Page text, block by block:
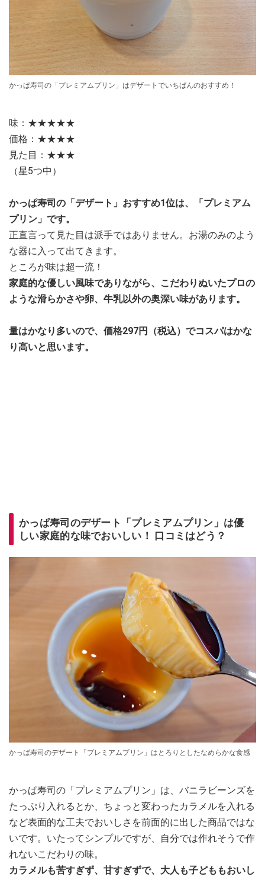
かっぱ寿司の「プレミアムプリン」はデザートでいちばんのおすすめ！
味：★★★★★
価格：★★★★
見た目：★★★
（星5つ中）
かっぱ寿司の「デザート」おすすめ1位は、「プレミアム
プリン」です。
正直言って見た目は派手ではありません。お湯のみのよう
な器に入って出てきます。
ところが味は超一流！
家庭的な優しい風味でありながら、こだわりぬいたプロの
ような滑らかさや卵、牛乳以外の奥深い味があります。
量はかなり多いので、価格297円（税込）でコスパはかな
り高いと思います。
かっぱ寿司のデザート「プレミアムプリン」は優
しい家庭的な味でおいしい！ 口コミはどう？
かっぱ寿司のデザート「プレミアムプリン」はとろりとしたなめらかな食感
かっぱ寿司の「プレミアムプリン」は、バニラビーンズを
たっぷり入れるとか、ちょっと変わったカラメルを入れる
など表面的な工夫でおいしさを前面的に出した商品ではな
いです。いたってシンプルですが、自分では作れそうで作
れないこだわりの味。
カラメルも苦すぎず、甘すぎずで、大人も子どももおいし